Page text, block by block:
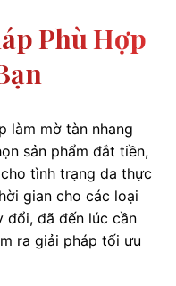
Phù Hợp
làm mờ tàn nhang
sản phẩm đắt tiền,
tình trạng da thực
gian cho các loại
đổi, đã đến lúc cần
ra giải pháp tối ưu